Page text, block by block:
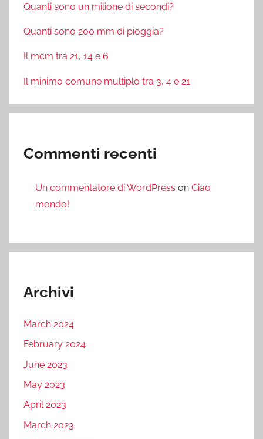
Quanti sono un milione di secondi?
Quanti sono 200 mm di pioggia?
Il mcm tra 21, 14 e 6
Il minimo comune multiplo tra 3, 4 e 21
Commenti recenti
Un commentatore di WordPress on Ciao
mondo!
Archivi
March 2024
February 2024
June 2023
May 2023
April 2023
March 2023